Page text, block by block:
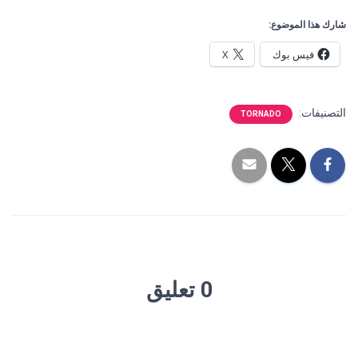
شارك هذا الموضوع:
فيس بوك X
التصنيفات: TORNADO
0 تعليق